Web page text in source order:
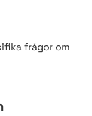
frågor om